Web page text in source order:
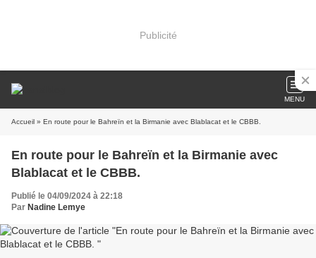
Publicité
MENU
Accueil » En route pour le Bahreïn et la Birmanie avec Blablacat et le CBBB.
En route pour le Bahreïn et la Birmanie avec
Blablacat et le CBBB.
Publié le 04/09/2024 à 22:18
Par Nadine Lemye